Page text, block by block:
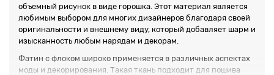
объемный рисунок в виде горошка. Этот материал является
любимым выбором для многих дизайнеров благодаря своей
оригинальности и внешнему виду, который добавляет шарм и
изысканность любым нарядам и декорам.
Фатин с флоком широко применяется в различных аспектах
моды и декорирования. Такая ткань подходит для пошива